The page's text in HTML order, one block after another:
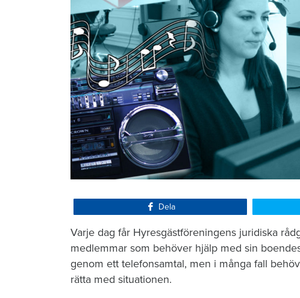
Dela
Varje dag får Hyresgästföreningens juridiska
medlemmar som behöver hjälp med sin
genom ett telefonsamtal, men i många fall
rätta med situationen.